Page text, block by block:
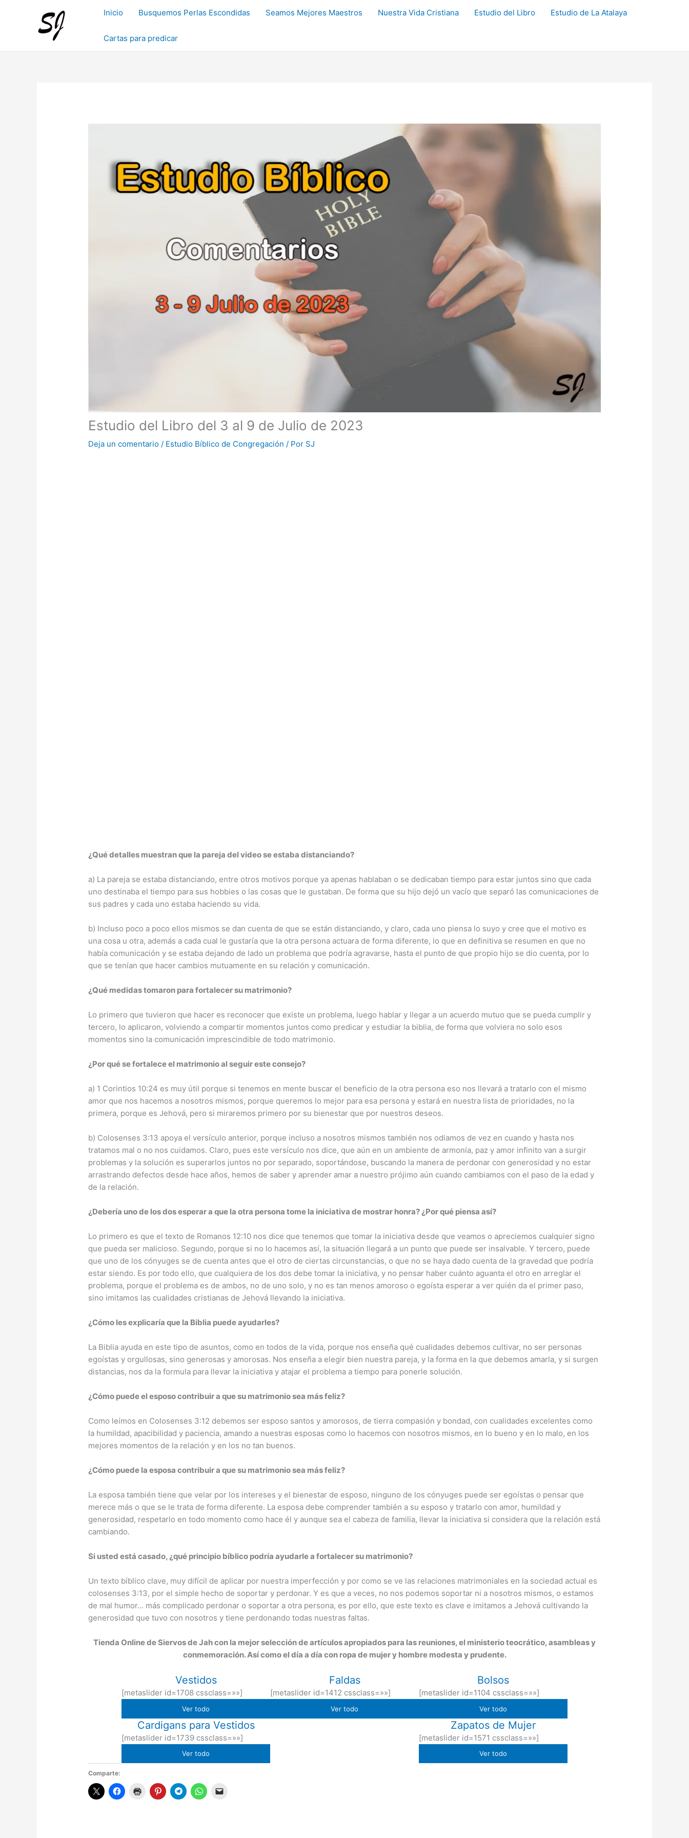
Inicio Busquemos Perlas Escondidas Seamos Mejores Maestros Nuestra Vida Cristiana Estudio del Libro Estudio de La Atalaya
Cartas para predicar
Estudio del Libro del 3 al 9 de Julio de 2023
Deja un comentario / Estudio Bíblico de Congregación / Por SJ
¿Qué detalles muestran que la pareja del video se estaba distanciando?
a) La pareja se estaba distanciando, entre otros motivos porque ya apenas hablaban o se dedicaban tiempo para estar juntos sino que cada
uno destinaba el tiempo para sus hobbies o las cosas que le gustaban. De forma que su hijo dejó un vacío que separó las comunicaciones de
sus padres y cada uno estaba haciendo su vida.
b) Incluso poco a poco ellos mismos se dan cuenta de que se están distanciando, y claro, cada uno piensa lo suyo y cree que el motivo es
una cosa u otra, además a cada cual le gustaría que la otra persona actuara de forma diferente, lo que en definitiva se resumen en que no
había comunicación y se estaba dejando de lado un problema que podría agravarse, hasta el punto de que propio hijo se dio cuenta, por lo
que se tenían que hacer cambios mutuamente en su relación y comunicación.
¿Qué medidas tomaron para fortalecer su matrimonio?
Lo primero que tuvieron que hacer es reconocer que existe un problema, luego hablar y llegar a un acuerdo mutuo que se pueda cumplir y
tercero, lo aplicaron, volviendo a compartir momentos juntos como predicar y estudiar la biblia, de forma que volviera no solo esos
momentos sino la comunicación imprescindible de todo matrimonio.
¿Por qué se fortalece el matrimonio al seguir este consejo?
a) 1 Corintios 10:24 es muy útil porque si tenemos en mente buscar el beneficio de la otra persona eso nos llevará a tratarlo con el mismo
amor que nos hacemos a nosotros mismos, porque queremos lo mejor para esa persona y estará en nuestra lista de prioridades, no la
primera, porque es Jehová, pero si miraremos primero por su bienestar que por nuestros deseos.
b) Colosenses 3:13 apoya el versículo anterior, porque incluso a nosotros mismos también nos odiamos de vez en cuando y hasta nos
tratamos mal o no nos cuidamos. Claro, pues este versículo nos dice, que aún en un ambiente de armonía, paz y amor infinito van a surgir
problemas y la solución es superarlos juntos no por separado, soportándose, buscando la manera de perdonar con generosidad y no estar
arrastrando defectos desde hace años, hemos de saber y aprender amar a nuestro prójimo aún cuando cambiamos con el paso de la edad y
de la relación.
¿Debería uno de los dos esperar a que la otra persona tome la iniciativa de mostrar honra? ¿Por qué piensa así?
Lo primero es que el texto de Romanos 12:10 nos dice que tenemos que tomar la iniciativa desde que veamos o apreciemos cualquier signo
que pueda ser malicioso. Segundo, porque si no lo hacemos así, la situación llegará a un punto que puede ser insalvable. Y tercero, puede
que uno de los cónyuges se de cuenta antes que el otro de ciertas circunstancias, o que no se haya dado cuenta de la gravedad que podría
estar siendo. Es por todo ello, que cualquiera de los dos debe tomar la iniciativa, y no pensar haber cuánto aguanta el otro en arreglar el
problema, porque el problema es de ambos, no de uno solo, y no es tan menos amoroso o egoísta esperar a ver quién da el primer paso,
sino imitamos las cualidades cristianas de Jehová llevando la iniciativa.
¿Cómo les explicaría que la Biblia puede ayudarles?
La Biblia ayuda en este tipo de asuntos, como en todos de la vida, porque nos enseña qué cualidades debemos cultivar, no ser personas
egoístas y orgullosas, sino generosas y amorosas. Nos enseña a elegir bien nuestra pareja, y la forma en la que debemos amarla, y si surgen
distancias, nos da la formula para llevar la iniciativa y atajar el problema a tiempo para ponerle solución.
¿Cómo puede el esposo contribuir a que su matrimonio sea más feliz?
Como leímos en Colosenses 3:12 debemos ser esposo santos y amorosos, de tierra compasión y bondad, con cualidades excelentes como
la humildad, apacibilidad y paciencia, amando a nuestras esposas como lo hacemos con nosotros mismos, en lo bueno y en lo malo, en los
mejores momentos de la relación y en los no tan buenos.
¿Cómo puede la esposa contribuir a que su matrimonio sea más feliz?
La esposa también tiene que velar por los intereses y el bienestar de esposo, ninguno de los cónyuges puede ser egoístas o pensar que
merece más o que se le trata de forma diferente. La esposa debe comprender también a su esposo y tratarlo con amor, humildad y
generosidad, respetarlo en todo momento como hace él y aunque sea el cabeza de familia, llevar la iniciativa si considera que la relación está
cambiando.
Si usted está casado, ¿qué principio bíblico podría ayudarle a fortalecer su matrimonio?
Un texto bíblico clave, muy difícil de aplicar por nuestra imperfección y por como se ve las relaciones matrimoniales en la sociedad actual es
colosenses 3:13, por el simple hecho de soportar y perdonar. Y es que a veces, no nos podemos soportar ni a nosotros mismos, o estamos
de mal humor… más complicado perdonar o soportar a otra persona, es por ello, que este texto es clave e imitamos a Jehová cultivando la
generosidad que tuvo con nosotros y tiene perdonando todas nuestras faltas.
Tienda Online de Siervos de Jah con la mejor selección de artículos apropiados para las reuniones, el ministerio teocrático, asambleas y
conmemoración. Así como el día a día con ropa de mujer y hombre modesta y prudente.
Vestidos
[metaslider id=1708 cssclass=»»]
Ver todo
Faldas
[metaslider id=1412 cssclass=»»]
Ver todo
Bolsos
[metaslider id=1104 cssclass=»»]
Ver todo
Cardigans para Vestidos
[metaslider id=1739 cssclass=»»]
Ver todo
Zapatos de Mujer
[metaslider id=1571 cssclass=»»]
Ver todo
Comparte: